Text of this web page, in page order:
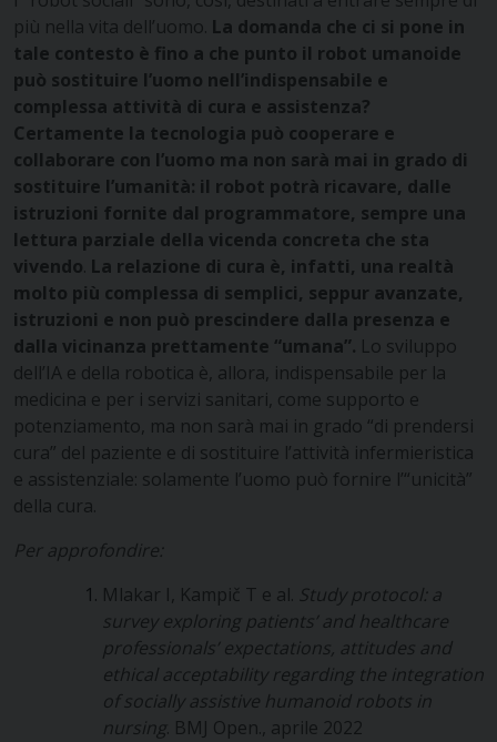
più nella vita dell’uomo. La domanda che ci si pone in
tale contesto è fino a che punto il robot umanoide
può sostituire l’uomo nell’indispensabile e
complessa attività di cura e assistenza?
Certamente la tecnologia può cooperare e
collaborare con l’uomo ma non sarà mai in grado di
sostituire l’umanità: il robot potrà ricavare, dalle
istruzioni fornite dal programmatore, sempre una
lettura parziale della vicenda concreta che sta
vivendo. La relazione di cura è, infatti, una realtà
molto più complessa di semplici, seppur avanzate,
istruzioni e non può prescindere dalla presenza e
dalla vicinanza prettamente “umana”. Lo sviluppo
dell’IA e della robotica è, allora, indispensabile per la
medicina e per i servizi sanitari, come supporto e
potenziamento, ma non sarà mai in grado “di prendersi
cura” del paziente e di sostituire l’attività infermieristica
e assistenziale: solamente l’uomo può fornire l’“unicità”
della cura.
Per approfondire:
Mlakar I, Kampič T e al. Study protocol: a
survey exploring patients’ and healthcare
professionals’ expectations, attitudes and
ethical acceptability regarding the integration
of socially assistive humanoid robots in
nursing. BMJ Open., aprile 2022